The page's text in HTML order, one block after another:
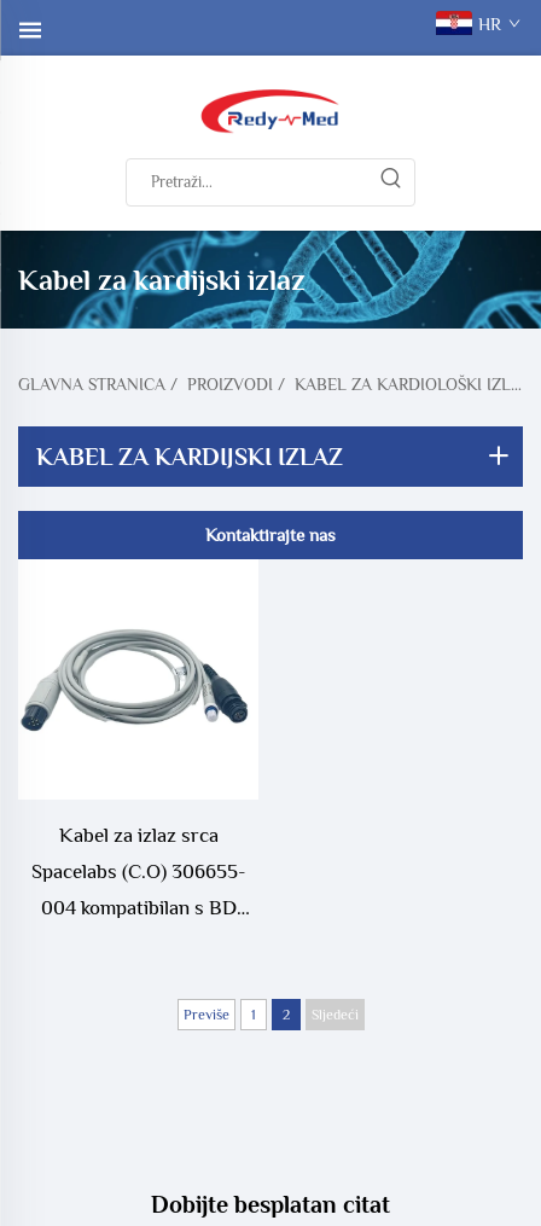
HR
Kabel za kardijski izlaz
GLAVNA STRANICA / PROIZVODI / KABEL ZA KARDIOLOŠKI IZLAZ
KABEL ZA KARDIJSKI IZLAZ
Kontaktirajte nas
Kabel za izlaz srca
Spacelabs (C.O) 306655-
004 kompatibilan s BD
Previše 1 2 Sljedeći
Dobijte besplatan citat